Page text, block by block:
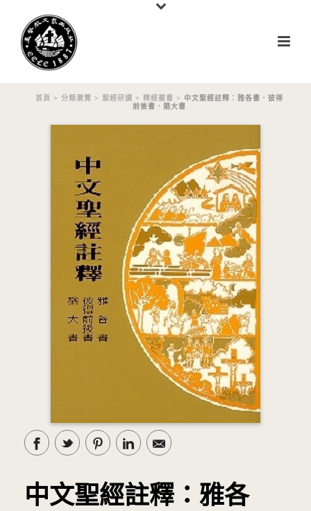
首頁 > 分類瀏覽 > 聖經研讀 > 釋經叢書 > 中文聖經註釋：雅各書．彼得
前後書．猶大書
中文聖經註釋：雅各